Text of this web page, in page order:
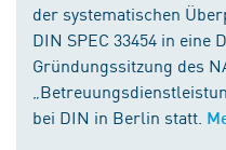
der systematischen
DIN SPEC 33454 in
Gründungssitzung des
bei DIN in Berlin statt.